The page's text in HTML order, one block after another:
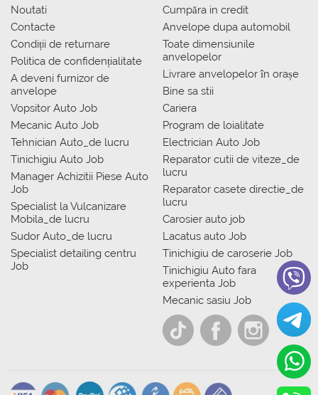
Noutati
Contacte
Condiții de returnare
Politica de confidențialitate
A deveni furnizor de
anvelope
Vopsitor Auto Job
Mecanic Auto Job
Tehnician Auto_de lucru
Tinichigiu Auto Job
Manager Achizitii Piese Auto
Job
Specialist la Vulcanizare
Mobila_de lucru
Sudor Auto_de lucru
Specialist detailing centru
Job
Сumpăra in credit
Anvelope dupa automobil
Toate dimensiunile
anvelopelor
Livrare anvelopelor în orașe
Bine sa stii
Cariera
Program de loialitate
Electrician Auto Job
Reparator cutii de viteze_de
lucru
Reparator casete directie_de
lucru
Carosier auto job
Lacatus auto Job
Tinichigiu de caroserie Job
Tinichigiu Auto fara
experienta Job
Mecanic sasiu Job